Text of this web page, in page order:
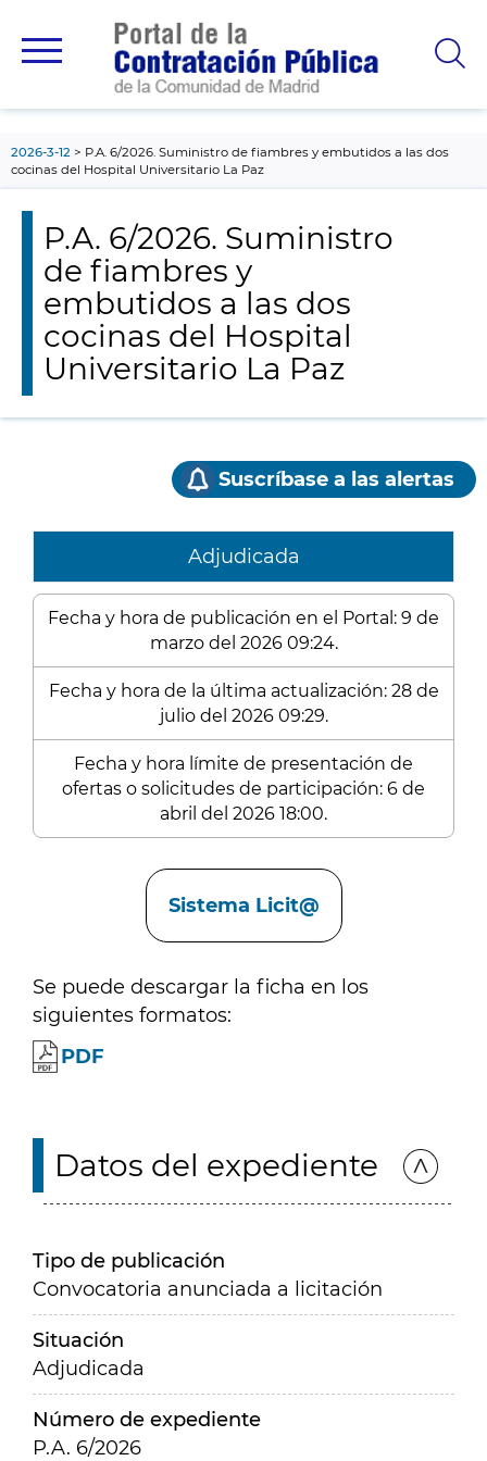
principal
2026-3-12
P.A. 6/2026. Suministro de fiambres y embutidos a las dos
cocinas del Hospital Universitario La Paz
P.A. 6/2026. Suministro
de fiambres y
embutidos a las dos
cocinas del Hospital
Universitario La Paz
Suscríbase a las alertas
Adjudicada
Fecha y hora de publicación en el Portal: 9 de
marzo del 2026 09:24.
Fecha y hora de la última actualización: 28 de
julio del 2026 09:29.
Fecha y hora límite de presentación de
ofertas o solicitudes de participación: 6 de
abril del 2026 18:00.
Sistema Licit@
Se puede descargar la ficha en los
siguientes formatos:
PDF
Datos del expediente
Tipo de publicación
Convocatoria anunciada a licitación
Situación
Adjudicada
Número de expediente
P.A. 6/2026